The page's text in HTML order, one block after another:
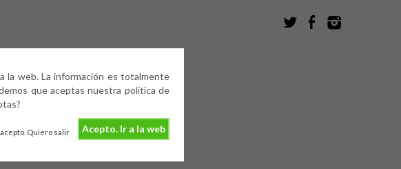
la web. La información es totalmente
que aceptas nuestra política de
Acepto. Ir a la web
Quiero salir